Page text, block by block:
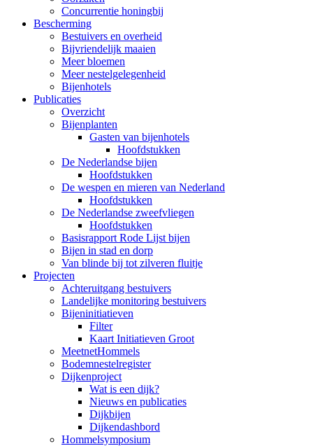
Concurrentie honingbij
Bescherming
Bestuivers en overheid
Bijvriendelijk maaien
Meer bloemen
Meer nestelgelegenheid
Bijenhotels
Publicaties
Overzicht
Bijenplanten
Gasten van bijenhotels
Hoofdstukken
De Nederlandse bijen
Hoofdstukken
De wespen en mieren van Nederland
Hoofdstukken
De Nederlandse zweefvliegen
Hoofdstukken
Basisrapport Rode Lijst bijen
Bijen in stad en dorp
Van blinde bij tot zilveren fluitje
Projecten
Achteruitgang bestuivers
Landelijke monitoring bestuivers
Bijeninitiatieven
Filter
Kaart Initiatieven Groot
MeetnetHommels
Bodemnestelregister
Dijkenproject
Wat is een dijk?
Nieuws en publicaties
Dijkbijen
Dijkendashbord
Hommelsymposium